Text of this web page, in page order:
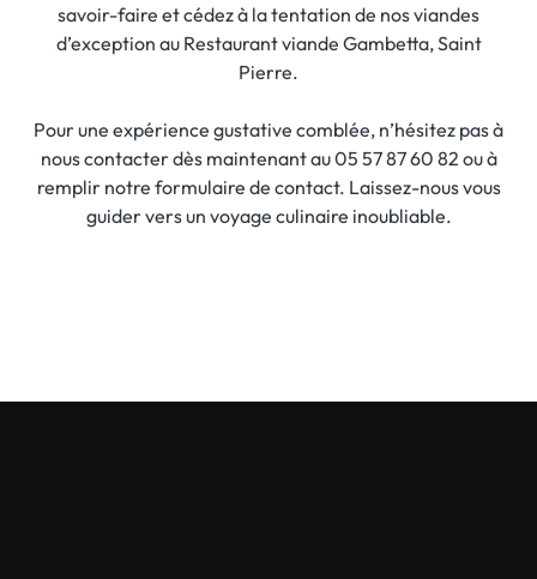
savoir-faire et cédez à la tentation de nos viandes
d’exception au Restaurant viande Gambetta, Saint
Pierre.
Pour une expérience gustative comblée, n’hésitez pas à
nous contacter dès maintenant au 05 57 87 60 82 ou à
remplir notre formulaire de contact. Laissez-nous vous
guider vers un voyage culinaire inoubliable.